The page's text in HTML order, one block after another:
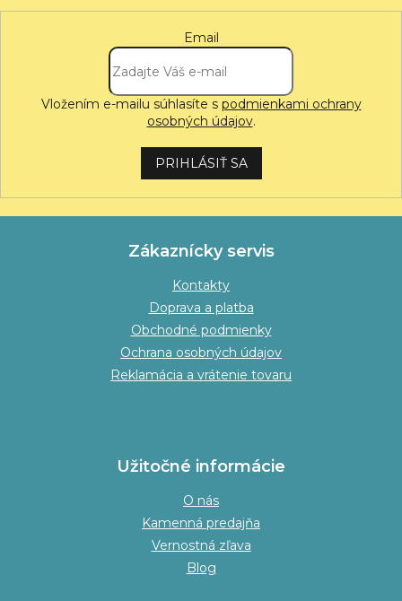
Email
Vložením e-mailu súhlasíte s podmienkami ochrany
osobných údajov.
PRIHLÁSIŤ SA
Zákaznícky servis
Kontakty
Doprava a platba
Obchodné podmienky
Ochrana osobných údajov
Reklamácia a vrátenie tovaru
Užitočné informácie
O nás
Kamenná predajňa
Vernostná zľava
Blog